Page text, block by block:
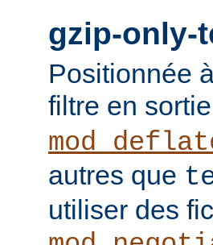
gzip-only-
Positionnée
filtre en sortie
autres que
utiliser des